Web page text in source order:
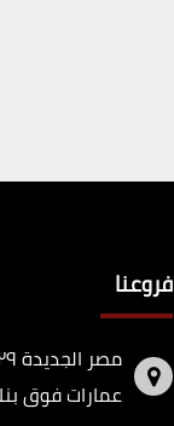
فروعنا
عمارات فوق